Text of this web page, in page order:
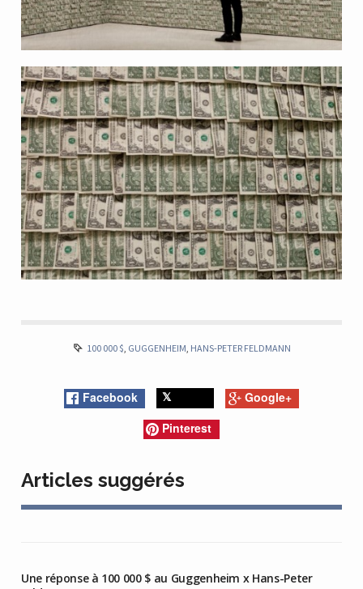
100 000 $, GUGGENHEIM, HANS-PETER FELDMANN
Facebook Twitter
Google+
Pinterest
Articles suggérés
Une réponse à 100 000 $ au Guggenheim x Hans-Peter